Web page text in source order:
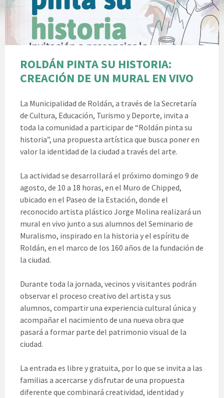
ROLDÁN PINTA SU HISTORIA:
CREACIÓN DE UN MURAL EN VIVO
La Municipalidad de Roldán, a través de la Secretaría
de Cultura, Educación, Turismo y Deporte, invita a
toda la comunidad a participar de “Roldán pinta su
historia”, una propuesta artística que busca poner en
valor la identidad de la ciudad a través del arte.
La actividad se desarrollará el próximo domingo 9 de
agosto, de 10 a 18 horas, en el Muro de Chipped,
ubicado en el Paseo de la Estación, donde el
reconocido artista plástico Jorge Molina realizará un
mural en vivo junto a sus alumnos del Seminario de
Muralismo, inspirado en la historia y el espíritu de
Roldán, en el marco de los 160 años de la fundación de
la ciudad.
Durante toda la jornada, vecinos y visitantes podrán
observar el proceso creativo del artista y sus
alumnos, compartir una experiencia cultural única y
acompañar el nacimiento de una nueva obra que
pasará a formar parte del patrimonio visual de la
ciudad.
La entrada es libre y gratuita, por lo que se invita a las
familias a acercarse y disfrutar de una propuesta
diferente que combinará creatividad, identidad y